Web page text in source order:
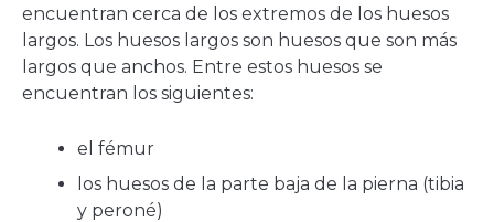
encuentran cerca de los extremos de los huesos
largos. Los huesos largos son huesos que son más
largos que anchos. Entre estos huesos se
encuentran los siguientes:
el fémur
los huesos de la parte baja de la pierna (tibia
y peroné)